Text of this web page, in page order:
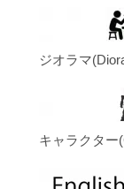
ジオラマ
キャラクター